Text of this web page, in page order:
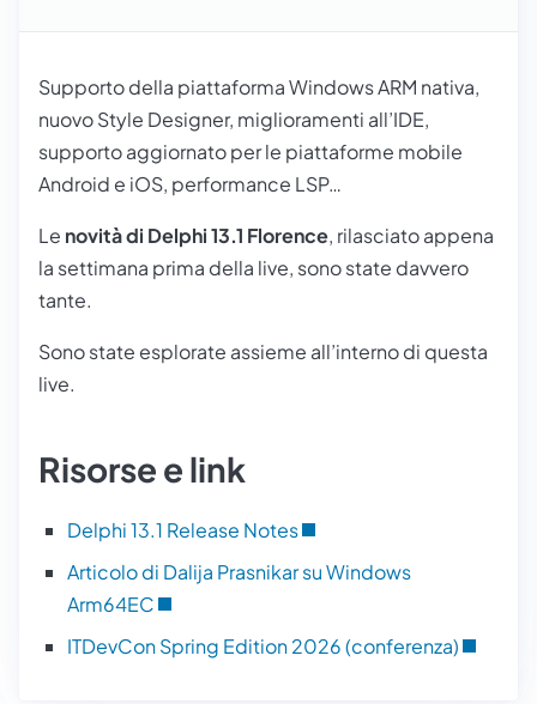
Supporto della piattaforma Windows ARM nativa,
nuovo Style Designer, miglioramenti all’IDE,
supporto aggiornato per le piattaforme mobile
Android e iOS, performance LSP…
Le novità di Delphi 13.1 Florence, rilasciato appena
la settimana prima della live, sono state davvero
tante.
Sono state esplorate assieme all’interno di questa
live.
Risorse e link
Delphi 13.1 Release Notes
Articolo di Dalija Prasnikar su Windows
Arm64EC
ITDevCon Spring Edition 2026 (conferenza)